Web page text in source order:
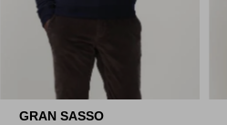
GRAN SASSO